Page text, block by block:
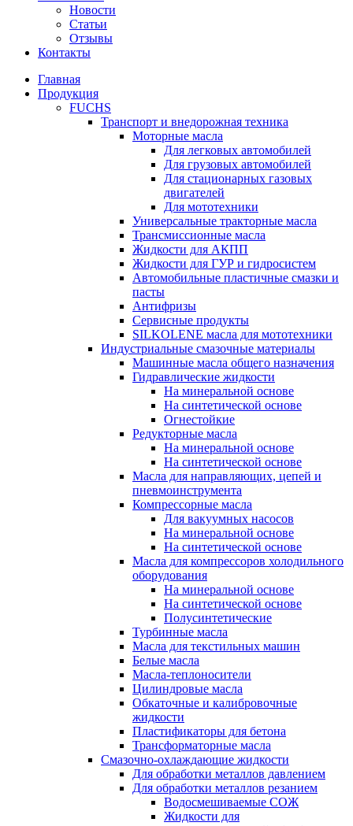
Новости
Статьи
Отзывы
Контакты
Главная
Продукция
FUCHS
Транспорт и внедорожная техника
Моторные масла
Для легковых автомобилей
Для грузовых автомобилей
Для стационарных газовых
двигателей
Для мототехники
Универсальные тракторные масла
Трансмиссионные масла
Жидкости для АКПП
Жидкости для ГУР и гидросистем
Автомобильные пластичные смазки и
пасты
Антифризы
Сервисные продукты
SILKOLENE масла для мототехники
Индустриальные смазочные материалы
Машинные масла общего назначения
Гидравлические жидкости
На минеральной основе
На синтетической основе
Огнестойкие
Редукторные масла
На минеральной основе
На синтетической основе
Масла для направляющих, цепей и
пневмоинструмента
Компрессорные масла
Для вакуумных насосов
На минеральной основе
На синтетической основе
Масла для компрессоров холодильного
оборудования
На минеральной основе
На синтетической основе
Полусинтетические
Турбинные масла
Масла для текстильных машин
Белые масла
Масла-теплоносители
Цилиндровые масла
Обкаточные и калибровочные
жидкости
Пластификаторы для бетона
Трансформаторные масла
Смазочно-охлаждающие жидкости
Для обработки металлов давлением
Для обработки металлов резанием
Водосмешиваемые СОЖ
Жидкости для